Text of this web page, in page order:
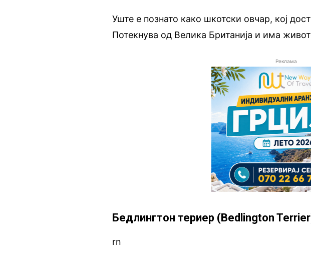
Уште е познато како шкотски овчар, кој
Потекнува од Велика Британија и има
Реклама
Бедлингтон териер (Bedlington
rn